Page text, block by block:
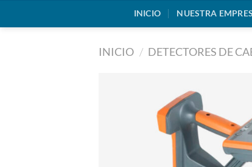
INICIO NUESTRA
INICIO / DETECTORES DE